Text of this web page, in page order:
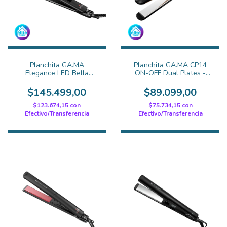
Planchita GA.MA
Elegance LED Bella
$145.499,00
$123.674,15 con
Efectivo/Transferencia
Planchita GA.MA CP14
ON-OFF Dual Plates -
$89.099,00
$75.734,15 con
Efectivo/Transferencia